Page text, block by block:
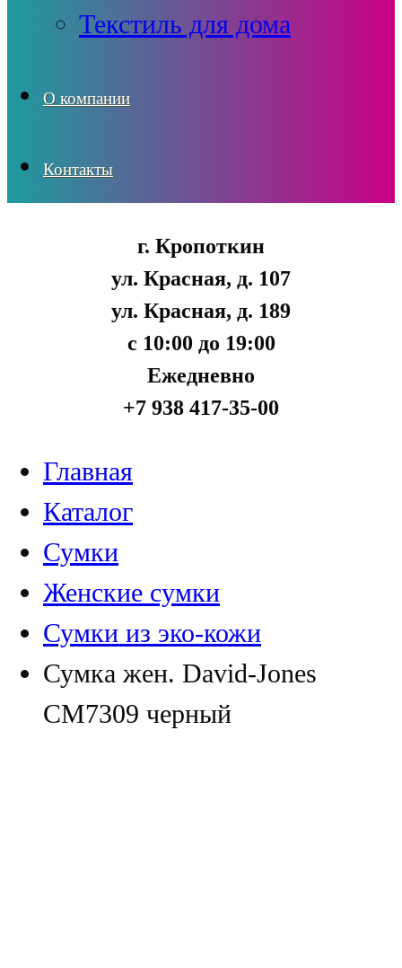
Текстиль для дома
О компании
Контакты
г. Кропоткин
ул. Красная, д. 107
ул. Красная, д. 189
с 10:00 до 19:00
Ежедневно
+7 938 417-35-00
Главная
Каталог
Сумки
Женские сумки
Сумки из эко-кожи
Сумка жен. David-Jones
CM7309 черный